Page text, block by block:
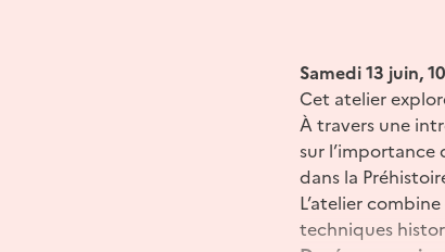
Samedi 13 juin,
Cet atelier
À travers une
sur l’importance
dans la
L’atelier
techniques